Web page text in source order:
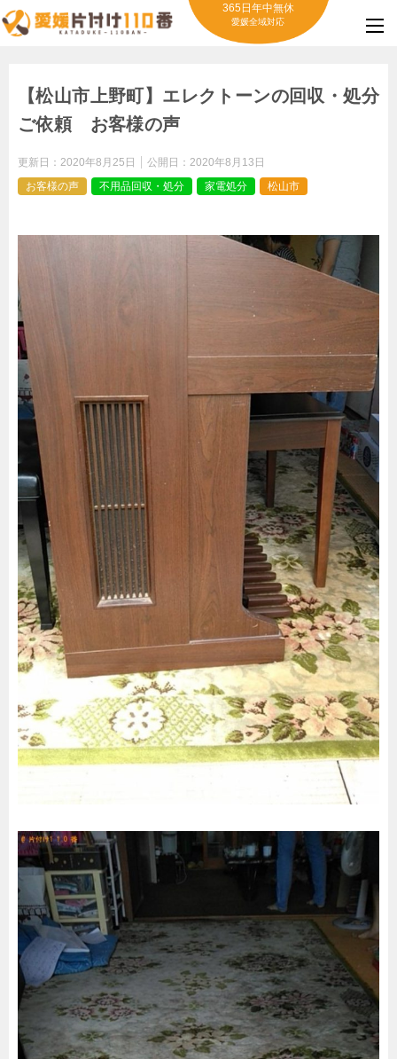
365日年中無休
愛媛全域対応
【松山市上野町】エレクトーンの回収・処分
ご依頼 お客様の声
更新日： 2020年8月25日 公開日： 2020年8月13日
お客様の声
不用品回収・処分 家電処分 松山市